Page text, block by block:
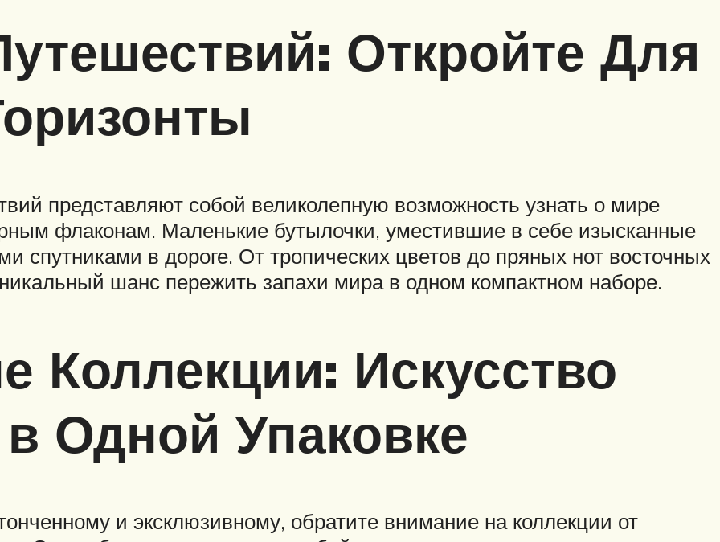
Откройте Для
представляют собой великолепную возможность узнать о мире
флаконам. Маленькие бутылочки, уместившие в себе изысканные
спутниками в дороге. От тропических цветов до пряных нот восточных
шанс пережить запахи мира в одном компактном наборе.
Коллекции: Искусство
Одной Упаковке
и эксклюзивному, обратите внимание на коллекции от